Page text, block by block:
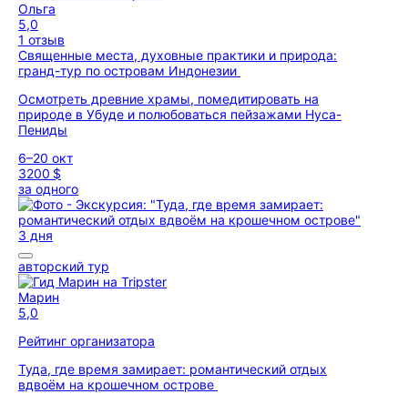
Ольга
5,0
1 отзыв
Священные места, духовные практики и природа:
гранд-тур по островам Индонезии
Осмотреть древние храмы, помедитировать на
природе в Убуде и полюбоваться пейзажами Нуса-
Пениды
6–20 окт
3200 $
за одного
3 дня
авторский тур
Марин
5,0
Рейтинг организатора
Туда, где время замирает: романтический отдых
вдвоём на крошечном острове